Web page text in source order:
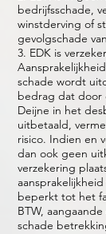
bedrijfsschade,
winstderving of
gevolgschade
3. EDK is
schade wordt
bedrag dat door
Deijne in het
uitbetaald,
risico. Indien en
dan ook geen
verzekering
beperkt tot het
BTW,
schade